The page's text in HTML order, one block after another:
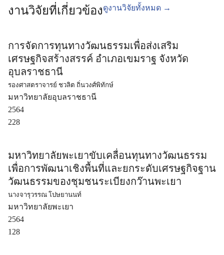
งานวิจัยที่เกี่ยวข้องดูงานวิจัยทั้งหมด →
การจัดการทุนทางวัฒนธรรมเพื่อส่งเสริม
เศรษฐกิจสร้างสรรค์ อำเภอเขมราฐ จังหวัด
อุบลราชธานี
รองศาสตราจารย์ ชวลิต ถิ่นวงศ์พิทักษ์
มหาวิทยาลัยอุบลราชธานี
2564
228
มหาวิทยาลัยพะเยาขับเคลื่อนทุนทางวัฒนธรรม
เพื่อการพัฒนาเชิงพื้นที่และยกระดับเศรษฐกิจฐาน
วัฒนธรรมของชุมชนระเบียงกว๊านพะเยา
นางจารุวรรณ โปษยานนท์
มหาวิทยาลัยพะเยา
2564
128